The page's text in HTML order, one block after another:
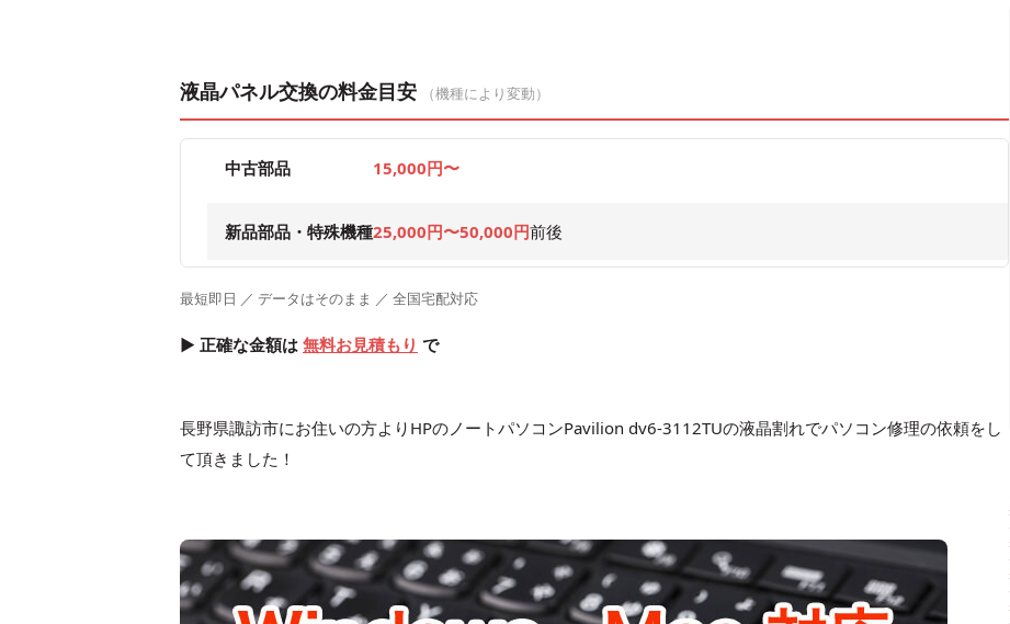
液晶パネル交換の料金目安 （機種により変動）
中古部品 15,000円〜
新品部品・特殊機種25,000円〜50,000円前後
最短即日 ／ データはそのまま ／ 全国宅配対応
▶ 正確な金額は 無料お見積もり で
長野県諏訪市にお住いの方よりHPのノートパソコンPavilion dv6-3112TUの液晶割れでパソコン修理の依頼をし
て頂きました！